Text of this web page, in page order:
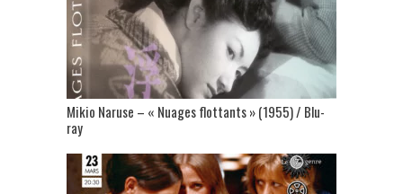
Mikio Naruse – « Nuages flottants » (1955) / Blu-
ray